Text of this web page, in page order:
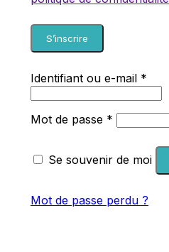
S’inscrire
Identifiant ou e-mail *
Mot de passe *
Se souvenir de moi
Mot de passe perdu ?